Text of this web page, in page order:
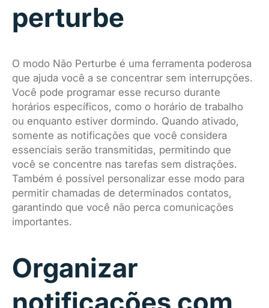
perturbe
O modo Não Perturbe é uma ferramenta poderosa
que ajuda você a se concentrar sem interrupções.
Você pode programar esse recurso durante
horários específicos, como o horário de trabalho
ou enquanto estiver dormindo. Quando ativado,
somente as notificações que você considera
essenciais serão transmitidas, permitindo que
você se concentre nas tarefas sem distrações.
Também é possível personalizar esse modo para
permitir chamadas de determinados contatos,
garantindo que você não perca comunicações
importantes.
Organizar